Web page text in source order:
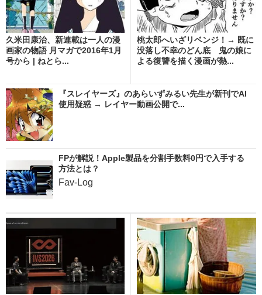
久米田康治、新連載は一人の漫
画家の物語 月マガで2016年1月
号から | ねとら...
桃太郎へいざリベンジ！→ 既に
没落し不幸のどん底 鬼の娘に
よる復讐を描く漫画が熱...
『スレイヤーズ』のあらいずみるい先生が新刊でAI
使用疑惑 → レイヤー動画公開で...
FPが解説！Apple製品を分割手数料0円で入手する
方法とは？
Fav-Log